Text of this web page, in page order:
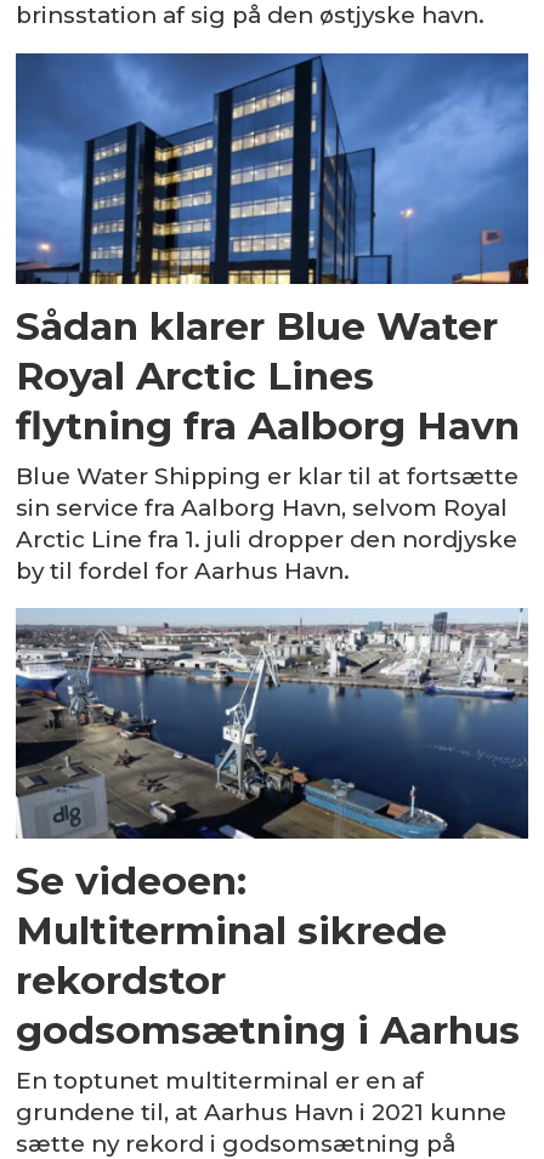
brinsstation af sig på den østjyske havn.
Sådan klarer Blue Water
Royal Arctic Lines
flytning fra Aalborg Havn
Blue Water Shipping er klar til at fortsætte
sin service fra Aalborg Havn, selvom Royal
Arctic Line fra 1. juli dropper den nordjyske
by til fordel for Aarhus Havn.
Se videoen:
Multiterminal sikrede
rekordstor
godsomsætning i Aarhus
En toptunet multiterminal er en af
grundene til, at Aarhus Havn i 2021 kunne
sætte ny rekord i godsomsætning på